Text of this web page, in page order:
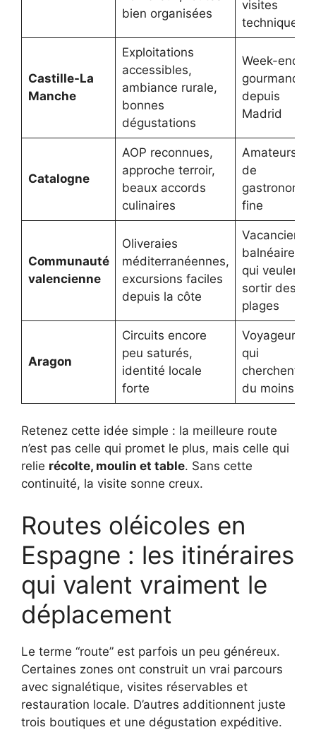
bien organisées
visites
techniques
Castille-La
Manche
Exploitations
accessibles,
ambiance rurale,
bonnes
dégustations
Week-end
gourmand
depuis
Madrid
Catalogne
AOP reconnues,
approche terroir,
beaux accords
culinaires
Amateurs
de
gastronomie
fine
Communauté
valencienne
Oliveraies
méditerranéennes,
excursions faciles
depuis la côte
Vacanciers
balnéaires
qui veulent
sortir des
plages
Aragon
Circuits encore
peu saturés,
identité locale
forte
Voyageurs
qui
cherchent
du moins vu
Retenez cette idée simple : la meilleure route
n’est pas celle qui promet le plus, mais celle qui
relie récolte, moulin et table. Sans cette
continuité, la visite sonne creux.
Routes oléicoles en
Espagne : les itinéraires
qui valent vraiment le
déplacement
Le terme “route” est parfois un peu généreux.
Certaines zones ont construit un vrai parcours
avec signalétique, visites réservables et
restauration locale. D’autres additionnent juste
trois boutiques et une dégustation expéditive.